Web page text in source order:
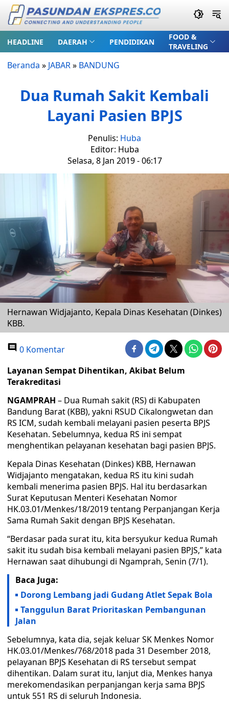
HEADLINE DAERAH PENDIDIKAN
FOOD &
TRAVELING
Beranda » JABAR» BANDUNG
Dua Rumah Sakit Kembali
Layani Pasien BPJS
Penulis: Huba
Editor: Huba
Selasa, 8 Jan 2019 - 06:17
Hernawan Widjajanto, Kepala Dinas Kesehatan (Dinkes)
KBB.
0 Komentar
Layanan Sempat Dihentikan, Akibat Belum
Terakreditasi
NGAMPRAH – Dua Rumah sakit (RS) di Kabupaten
Bandung Barat (KBB), yakni RSUD Cikalongwetan dan
RS ICM, sudah kembali melayani pasien peserta BPJS
Kesehatan. Sebelumnya, kedua RS ini sempat
menghentikan pelayanan kesehatan bagi pasien BPJS.
Kepala Dinas Kesehatan (Dinkes) KBB, Hernawan
Widjajanto mengatakan, kedua RS itu kini sudah
kembali menerima pasien BPJS. Hal itu berdasarkan
Surat Keputusan Menteri Kesehatan Nomor
HK.03.01/Menkes/18/2019 tentang Perpanjangan Kerja
Sama Rumah Sakit dengan BPJS Kesehatan.
“Berdasar pada surat itu, kita bersyukur kedua Rumah
sakit itu sudah bisa kembali melayani pasien BPJS,” kata
Hernawan saat dihubungi di Ngamprah, Senin (7/1).
Baca Juga:
Dorong Lembang jadi Gudang Atlet Sepak Bola
Tanggulun Barat Prioritaskan Pembangunan
Jalan
Sebelumnya, kata dia, sejak keluar SK Menkes Nomor
HK.03.01/Menkes/768/2018 pada 31 Desember 2018,
pelayanan BPJS Kesehatan di RS tersebut sempat
dihentikan. Dalam surat itu, lanjut dia, Menkes hanya
merekomendasikan perpanjangan kerja sama BPJS
untuk 551 RS di seluruh Indonesia.